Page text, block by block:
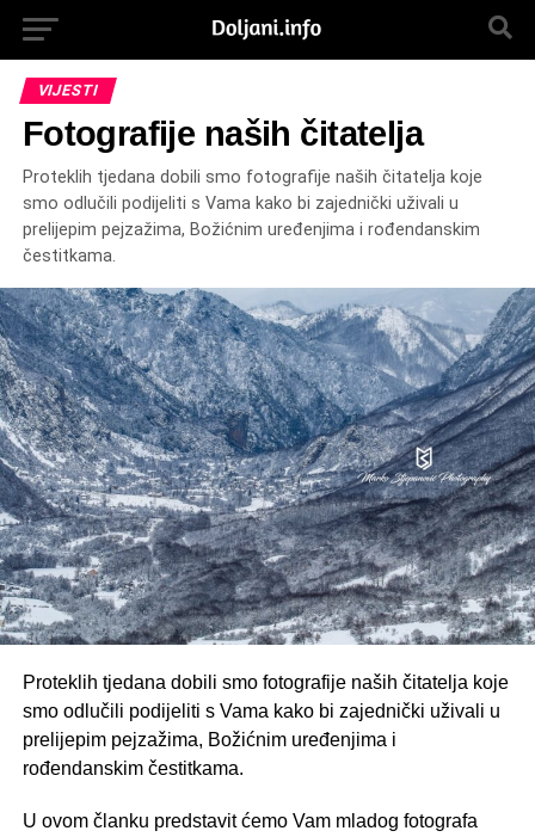
VIJESTI
Fotografije naših čitatelja
Proteklih tjedana dobili smo fotografije naših čitatelja koje
smo odlučili podijeliti s Vama kako bi zajednički uživali u
prelijepim pejzažima, Božićnim uređenjima i rođendanskim
čestitkama.
Proteklih tjedana dobili smo fotografije naših čitatelja koje
smo odlučili podijeliti s Vama kako bi zajednički uživali u
prelijepim pejzažima, Božićnim uređenjima i
rođendanskim čestitkama.
U ovom članku predstavit ćemo Vam mladog fotografa